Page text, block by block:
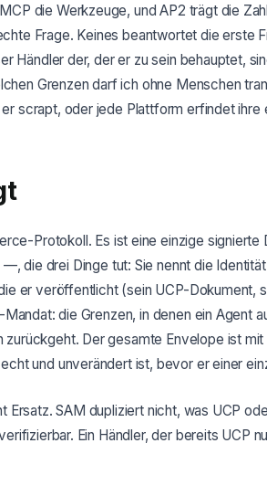
die Werkzeuge, und AP2 trägt die
Frage. Keines beantwortet die erste
Händler der, der er zu sein behauptet,
Grenzen darf ich ohne Menschen
scrapt, oder jede Plattform erfindet
Protokoll. Es ist eine einzige
—, die drei Dinge tut: Sie nennt die
er veröffentlicht (sein UCP-Dokument,
die Grenzen, in denen ein Agent
Der gesamte Envelope ist mit
und unverändert ist, bevor er einer
Ersatz. SAM dupliziert nicht, was UCP
Ein Händler, der bereits UCP